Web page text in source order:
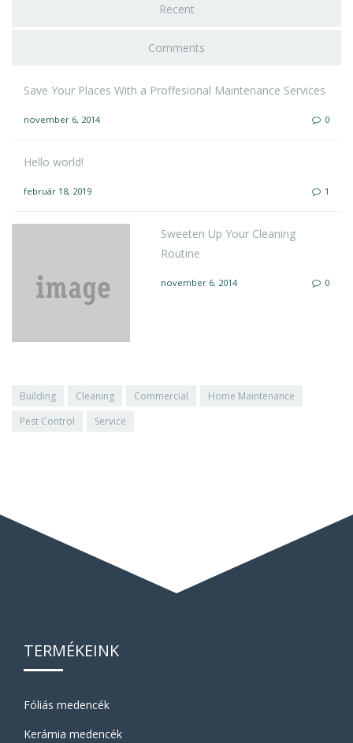
Recent
Comments
Save Your Places With a Proffesional Maintenance Services
november 6, 2014 0
Hello world!
február 18, 2019 1
Sweeten Up Your Cleaning
Routine
november 6, 2014 0
Building Cleaning Commercial
Home Maintenance
Pest Control
Service
TERMÉKEINK
Fóliás medencék
Kerámia medencék